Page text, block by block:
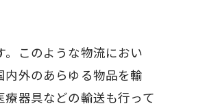
このような物流におい
外のあらゆる物品を輸
器具などの輸送も行って